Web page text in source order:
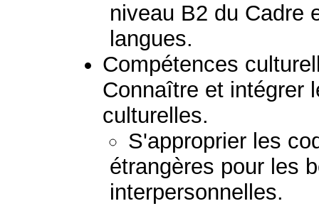
niveau B2 du Cadre
langues.
Compétences
Connaître et intégrer
culturelles.
S'approprier les
étrangères pour les
interpersonnelles.